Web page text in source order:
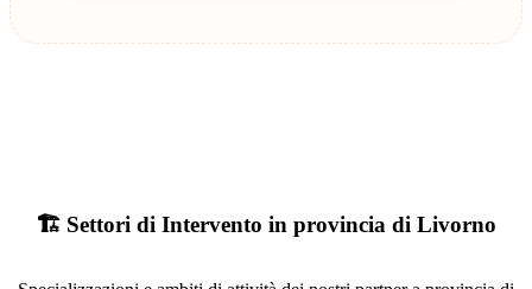
🏗️ Settori di Intervento in provincia di Livorno